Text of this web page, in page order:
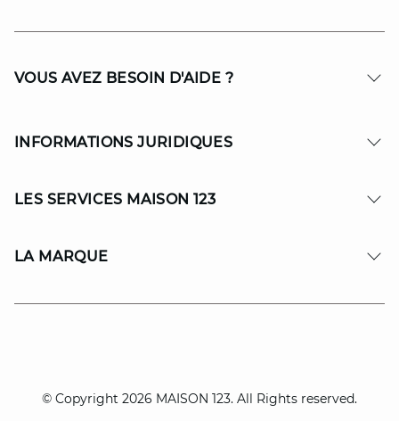
VOUS AVEZ BESOIN D'AIDE ?
INFORMATIONS JURIDIQUES
LES SERVICES MAISON 123
LA MARQUE
© Copyright 2026 MAISON 123. All Rights reserved.